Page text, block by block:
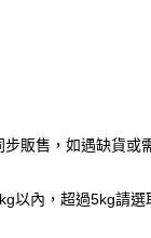
販售，如遇缺貨或
以內，超過5kg請選